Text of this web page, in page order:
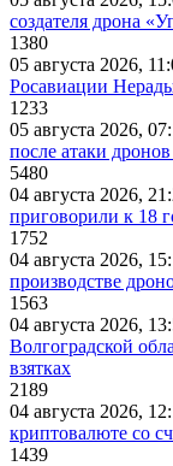
создателя дрона
1380
05 августа 2026,
Росавиации
1233
05 августа 2026,
после атаки
5480
04 августа 2026,
приговорили к 18
1752
04 августа 2026,
производстве
1563
04 августа 2026,
Волгоградской
взятках
2189
04 августа 2026,
криптовалюте со
1439